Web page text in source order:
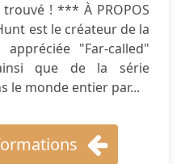
! *** À PROPOS
est le créateur de la
"Far-called"
ainsi que de la série
le monde entier par...